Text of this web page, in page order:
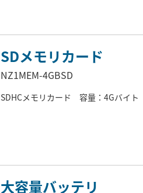
SDメモリカード
NZ1MEM-4GBSD
SDHCメモリカード 容量：4Gバイト
大容量バッテリ